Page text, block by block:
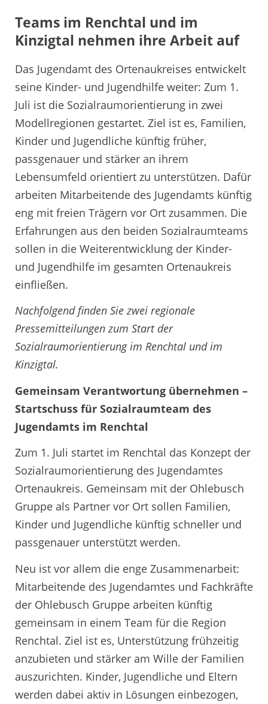
Teams im Renchtal und im
Kinzigtal nehmen ihre Arbeit auf
Das Jugendamt des Ortenaukreises entwickelt
seine Kinder- und Jugendhilfe weiter: Zum 1.
Juli ist die Sozialraumorientierung in zwei
Modellregionen gestartet. Ziel ist es, Familien,
Kinder und Jugendliche künftig früher,
passgenauer und stärker an ihrem
Lebensumfeld orientiert zu unterstützen. Dafür
arbeiten Mitarbeitende des Jugendamts künftig
eng mit freien Trägern vor Ort zusammen. Die
Erfahrungen aus den beiden Sozialraumteams
sollen in die Weiterentwicklung der Kinder-
und Jugendhilfe im gesamten Ortenaukreis
einfließen.
Nachfolgend finden Sie zwei regionale
Pressemitteilungen zum Start der
Sozialraumorientierung im Renchtal und im
Kinzigtal.
Gemeinsam Verantwortung übernehmen –
Startschuss für Sozialraumteam des
Jugendamts im Renchtal
Zum 1. Juli startet im Renchtal das Konzept der
Sozialraumorientierung des Jugendamtes
Ortenaukreis. Gemeinsam mit der Ohlebusch
Gruppe als Partner vor Ort sollen Familien,
Kinder und Jugendliche künftig schneller und
passgenauer unterstützt werden.
Neu ist vor allem die enge Zusammenarbeit:
Mitarbeitende des Jugendamtes und Fachkräfte
der Ohlebusch Gruppe arbeiten künftig
gemeinsam in einem Team für die Region
Renchtal. Ziel ist es, Unterstützung frühzeitig
anzubieten und stärker am Wille der Familien
auszurichten. Kinder, Jugendliche und Eltern
werden dabei aktiv in Lösungen einbezogen,